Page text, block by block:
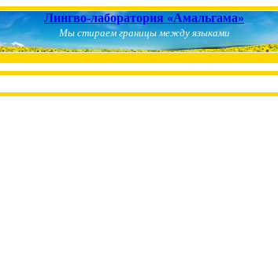
Лингво-лаборатория «Амальгама»
Мы стираем границы между языками